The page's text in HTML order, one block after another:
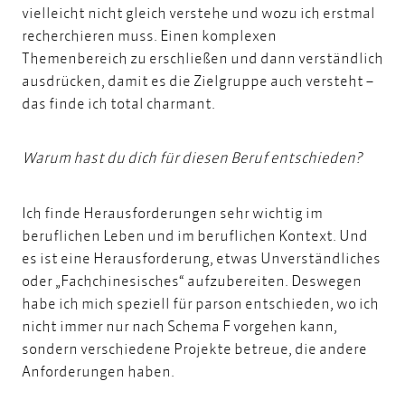
vielleicht nicht gleich verstehe und wozu ich erstmal
recherchieren muss. Einen komplexen
Themenbereich zu erschließen und dann verständlich
ausdrücken, damit es die Zielgruppe auch versteht –
das finde ich total charmant.
Warum hast du dich für diesen Beruf entschieden?
Ich finde Herausforderungen sehr wichtig im
beruflichen Leben und im beruflichen Kontext. Und
es ist eine Herausforderung, etwas Unverständliches
oder „Fachchinesisches“ aufzubereiten. Deswegen
habe ich mich speziell für parson entschieden, wo ich
nicht immer nur nach Schema F vorgehen kann,
sondern verschiedene Projekte betreue, die andere
Anforderungen haben.